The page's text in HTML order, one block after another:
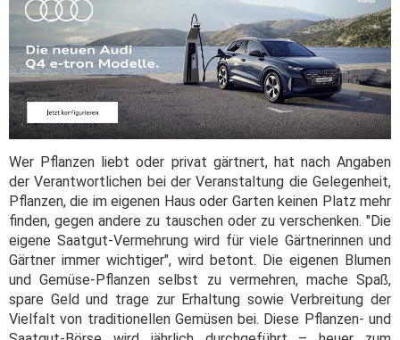
Wer Pflanzen liebt oder privat gärtnert, hat nach Angaben
der Verantwortlichen bei der Veranstaltung die Gelegenheit,
Pflanzen, die im eigenen Haus oder Garten keinen Platz mehr
finden, gegen andere zu tauschen oder zu verschenken. "Die
eigene Saatgut-Vermehrung wird für viele Gärtnerinnen und
Gärtner immer wichtiger", wird betont. Die eigenen Blumen
und Gemüse-Pflanzen selbst zu vermehren, mache Spaß,
spare Geld und trage zur Erhaltung sowie Verbreitung der
Vielfalt von traditionellen Gemüsen bei. Diese Pflanzen- und